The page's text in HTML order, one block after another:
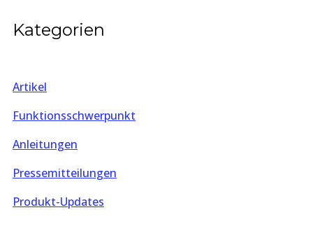
Kategorien
Artikel
Funktionsschwerpunkt
Anleitungen
Pressemitteilungen
Produkt-Updates